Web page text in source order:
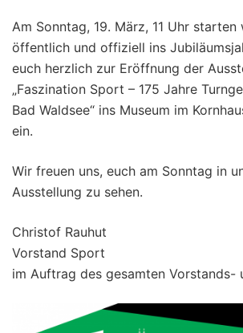
Am Sonntag, 19. März, 11 Uhr
öffentlich und offiziell ins
euch herzlich zur Eröffnung der
„Faszination Sport – 175 Jahre
Bad Waldsee“ ins Museum im
ein.
Wir freuen uns, euch am Sonntag in
Ausstellung zu sehen.
Christof Rauhut
Vorstand Sport
im Auftrag des gesamten Vorstands-